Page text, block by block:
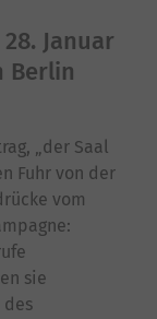
Januar
Berlin
„der Saal
Fuhr von der
vom
sie
des